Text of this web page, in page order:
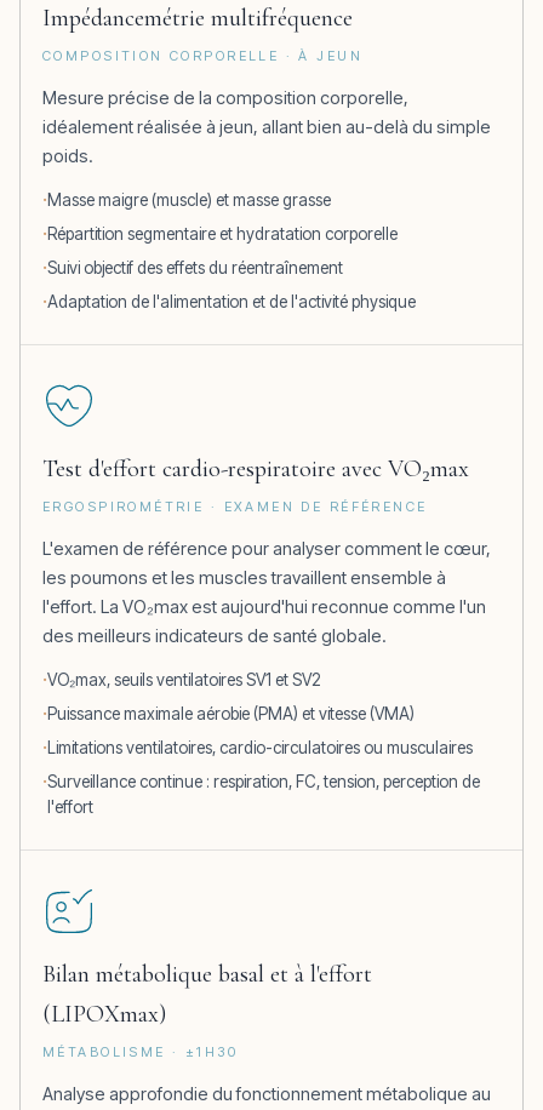
Impédancemétrie multifréquence
COMPOSITION CORPORELLE · À JEUN
Mesure précise de la composition corporelle,
idéalement réalisée à jeun, allant bien au-delà du simple
poids.
Masse maigre (muscle) et masse grasse
Répartition segmentaire et hydratation corporelle
Suivi objectif des effets du réentraînement
Adaptation de l'alimentation et de l'activité physique
Test d'effort cardio-respiratoire avec VO₂max
ERGOSPIROMÉTRIE · EXAMEN DE RÉFÉRENCE
L'examen de référence pour analyser comment le cœur,
les poumons et les muscles travaillent ensemble à
l'effort. La VO₂max est aujourd'hui reconnue comme l'un
des meilleurs indicateurs de santé globale.
VO₂max, seuils ventilatoires SV1 et SV2
Puissance maximale aérobie (PMA) et vitesse (VMA)
Limitations ventilatoires, cardio-circulatoires ou musculaires
Surveillance continue : respiration, FC, tension, perception de
l'effort
Bilan métabolique basal et à l'effort
(LIPOXmax)
MÉTABOLISME · ±1H30
Analyse approfondie du fonctionnement métabolique au